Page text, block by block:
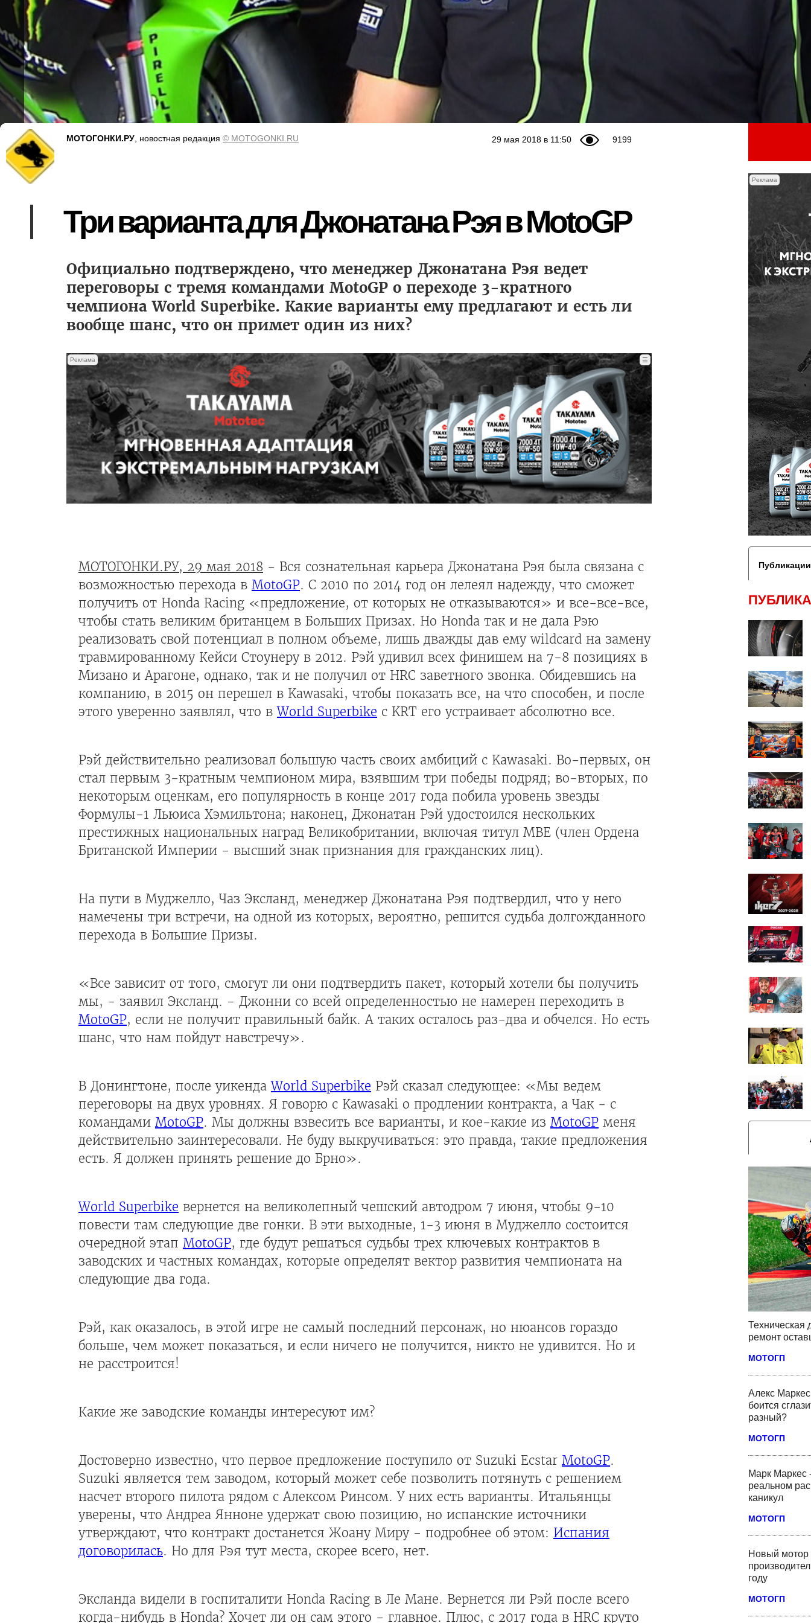
Реклама
Техническая
ремонт
МОТОГП
Алекс
боится
разный?
МОТОГП
Марк Маркес
реальном
каникул
МОТОГП
Новый мотор
году
МОТОГП
9199
29 мая 2018 в 11:50
МОТОГОНКИ.РУ , новостная редакция © MOTOGONKI.RU
Три варианта для Джонатана Рэя в MotoGP
Официально подтверждено, что менеджер Джонатана Рэя ведет
переговоры с тремя командами MotoGP о переходе 3-кратного
чемпиона World Superbike. Какие варианты ему предлагают и есть ли
вообще шанс, что он примет один из них?
Реклама ☰
МОТОГОНКИ.РУ, 29 мая 2018 - Вся сознательная карьера Джонатана Рэя была связана с
возможностью перехода в MotoGP. С 2010 по 2014 год он лелеял надежду, что сможет
получить от Honda Racing «предложение, от которых не отказываются» и все-все-все,
чтобы стать великим британцем в Больших Призах. Но Honda так и не дала Рэю
реализовать свой потенциал в полном объеме, лишь дважды дав ему wildcard на замену
травмированному Кейси Стоунеру в 2012. Рэй удивил всех финишем на 7-8 позициях в
Мизано и Арагоне, однако, так и не получил от HRC заветного звонка. Обидевшись на
компанию, в 2015 он перешел в Kawasaki, чтобы показать все, на что способен, и после
этого уверенно заявлял, что вWorld Superbike с KRT его устраивает абсолютно все.
Рэй действительно реализовал большую часть своих амбиций с Kawasaki. Во-первых, он
стал первым 3-кратным чемпионом мира, взявшим три победы подряд; во-вторых, по
некоторым оценкам, его популярность в конце 2017 года побила уровень звезды
Формулы-1 Льюиса Хэмильтона; наконец, Джонатан Рэй удостоился нескольких
престижных национальных наград Великобритании, включая титул MBE (член Ордена
Британской Империи - высший знак признания для гражданских лиц).
На пути в Муджелло, Чаз Эксланд, менеджер Джонатана Рэя подтвердил, что у него
намечены три встречи, на одной из которых, вероятно, решится судьба долгожданного
перехода в Большие Призы.
«Все зависит от того, смогут ли они подтвердить пакет, который хотели бы получить
мы, - заявил Эксланд. - Джонни со всей определенностью не намерен переходить в
MotoGP, если не получит правильный байк. А таких осталось раз-два и обчелся. Но есть
шанс, что нам пойдут навстречу».
В Донингтоне, после уикендаWorld Superbike Рэй сказал следующее: «Мы ведем
переговоры на двух уровнях. Я говорю с Kawasaki о продлении контракта, а Чак - с
командами MotoGP. Мы должны взвесить все варианты, и кое-какие из MotoGP меня
действительно заинтересовали. Не буду выкручиваться: это правда, такие предложения
есть. Я должен принять решение до Брно».
World Superbike вернется на великолепный чешский автодром 7 июня, чтобы 9-10
повести там следующие две гонки. В эти выходные, 1-3 июня в Муджелло состоится
очередной этап MotoGP, где будут решаться судьбы трех ключевых контрактов в
заводских и частных командах, которые определят вектор развития чемпионата на
следующие два года.
Рэй, как оказалось, в этой игре не самый последний персонаж, но нюансов гораздо
больше, чем может показаться, и если ничего не получится, никто не удивится. Но и
не расстроится!
Какие же заводские команды интересуют им?
Достоверно известно, что первое предложение поступило от Suzuki Ecstar MotoGP.
Suzuki является тем заводом, который может себе позволить потянуть с решением
насчет второго пилота рядом с Алексом Ринсом. У них есть варианты. Итальянцы
уверены, что Андреа Янноне удержат свою позицию, но испанские источники
утверждают, что контракт достанется Жоану Миру - подробнее об этом: Испания
договорилась. Но для Рэя тут места, скорее всего, нет.
Эксланда видели в госпиталити Honda Racing в Ле Мане. Вернется ли Рэй после всего
когда-нибудь в Honda? Хочет ли он сам этого - главное. Плюс, с 2017 года в HRC круто